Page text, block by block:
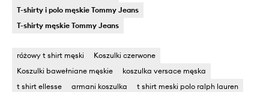
T-shirty i polo męskie Tommy Jeans
T-shirty męskie Tommy Jeans
różowy t shirt męski
Koszulki czerwone
Koszulki bawełniane męskie
koszulka versace męska
t shirt ellesse
armani koszulka
t shirt meski polo ralph lauren